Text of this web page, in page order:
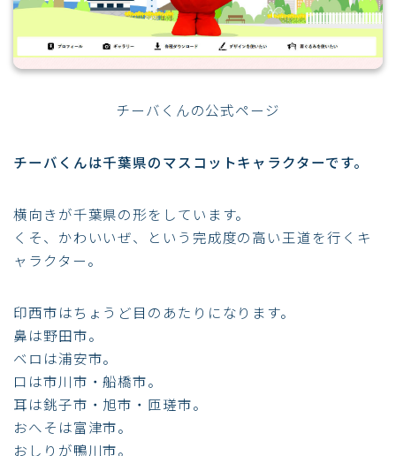
チーバくんの公式ページ
チーバくんは千葉県のマスコットキャラクターです。
横向きが千葉県の形をしています。
くそ、かわいいぜ、という完成度の高い王道を行くキ
ャラクター。
印西市はちょうど目のあたりになります。
鼻は野田市。
ベロは浦安市。
口は市川市・船橋市。
耳は銚子市・旭市・匝瑳市。
おへそは富津市。
おしりが鴨川市。